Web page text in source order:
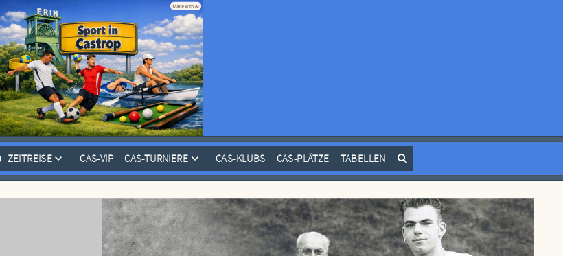
ZEITREISE CAS-VIP CAS-TURNIERE CAS-KLUBS CAS-PLÄTZE TABELLEN